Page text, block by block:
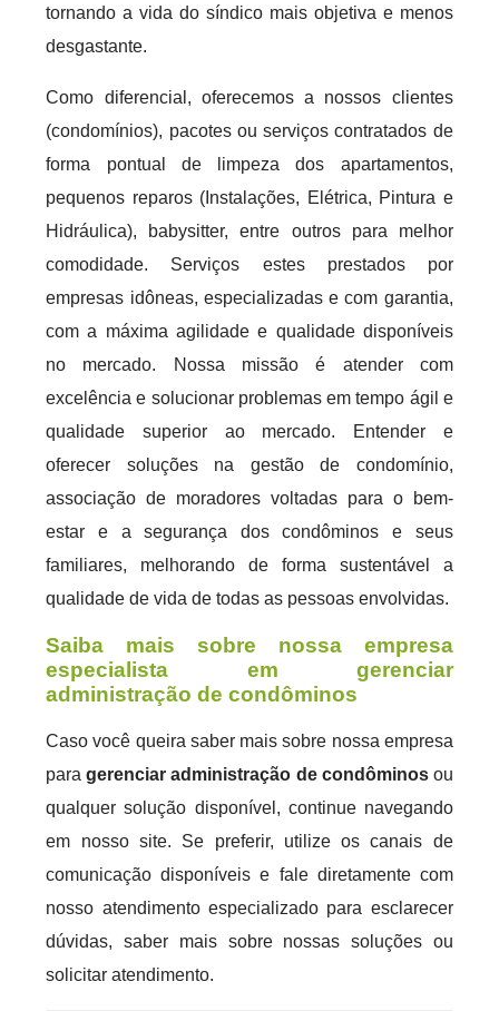
tornando a vida do síndico mais objetiva e menos
desgastante.
Como diferencial, oferecemos a nossos clientes
(condomínios), pacotes ou serviços contratados de
forma pontual de limpeza dos apartamentos,
pequenos reparos (Instalações, Elétrica, Pintura e
Hidráulica), babysitter, entre outros para melhor
comodidade. Serviços estes prestados por
empresas idôneas, especializadas e com garantia,
com a máxima agilidade e qualidade disponíveis
no mercado. Nossa missão é atender com
excelência e solucionar problemas em tempo ágil e
qualidade superior ao mercado. Entender e
oferecer soluções na gestão de condomínio,
associação de moradores voltadas para o bem-
estar e a segurança dos condôminos e seus
familiares, melhorando de forma sustentável a
qualidade de vida de todas as pessoas envolvidas.
Saiba mais sobre nossa empresa
especialista em gerenciar
administração de condôminos
Caso você queira saber mais sobre nossa empresa
paragerenciar administração de condôminos ou
qualquer solução disponível, continue navegando
em nosso site. Se preferir, utilize os canais de
comunicação disponíveis e fale diretamente com
nosso atendimento especializado para esclarecer
dúvidas, saber mais sobre nossas soluções ou
solicitar atendimento.